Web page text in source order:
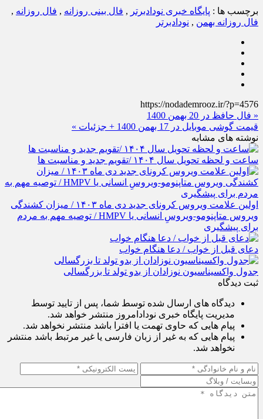
برچسب ها : پایگاه خبری نودادبرتر , فال بینی روزانه , فال روزانه ,
فال روزانه بهمن , نودادبرتر
https://nodademrooz.ir/?p=4576
« فال حافظ در 20 بهمن 1400
قیمت گوشی موبایل در 17 بهمن 1400 + جزئیات »
نوشته های مشابه
ساعت و لحظه تحویل سال ۱۴۰۴ /تقویم جدید و مناسبت ها
اولین علامت ویروس کرونای جدید دی ماه ۱۴۰۳ / میزان کشندگی
ویروس متاپنومو-ویروسِ انسانی یا HMPV / توصیه مهم به مردم
برای پیشگیری
دعای قبل از خواب / دعا هنگام خواب
جدول واکسیناسیون نوزادان از بدو تولد تا بزرگسالی
ثبت دیدگاه
دیدگاه های ارسال شده توسط شما، پس از تایید توسط
مدیریت پایگاه خبری نودادامروز منتشر خواهد شد.
پیام هایی که حاوی تهمت یا افترا باشد منتشر نخواهد شد.
پیام هایی که به غیر از زبان فارسی یا غیر مرتبط باشد منتشر
نخواهد شد.